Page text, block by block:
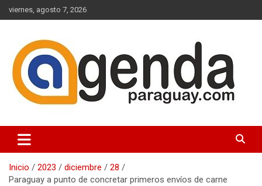
Saltar
al
viernes, agosto 7, 2026
Agenda Paraguay
Inicio 2023 diciembre
28
Paraguay a punto de concretar primeros envíos de carne